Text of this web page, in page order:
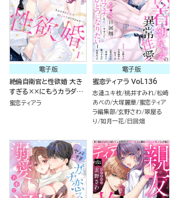
電子版
絶倫自衛官と性欲婚 大き
すぎる××にもうカラダが
もちません…！ （1）
蜜恋ティアラ
電子版
蜜恋ティアラ Vol.136
志連ユキ枝 桃井すみれ 松崎
あべの 大塚麗華 蜜恋ティア
ラ編集部 玄野さわ 翠屋る
り
如月一花 日回畑